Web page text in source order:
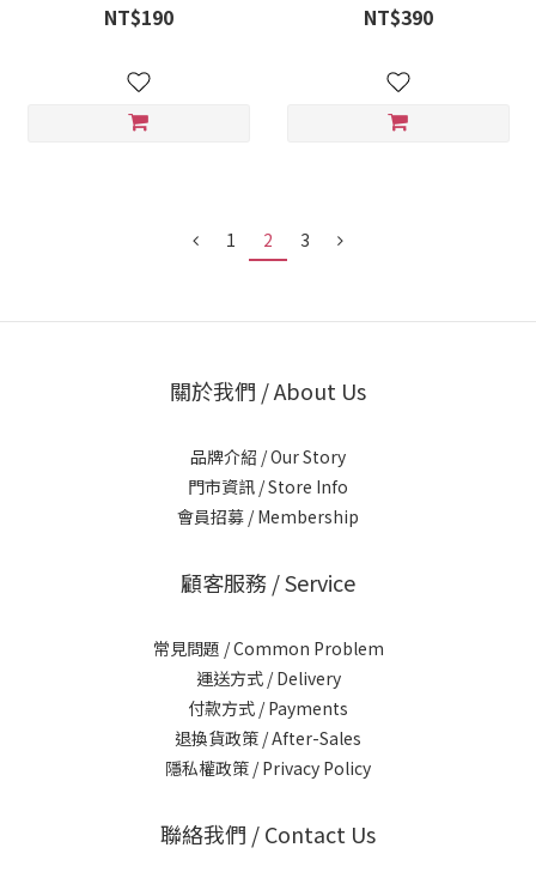
NT$190 NT$390
1 2 3
關於我們 / About Us
品牌介紹 / Our Story
門市資訊 / Store Info
會員招募 / Membership
顧客服務 / Service
常見問題 / Common Problem
運送方式 / Delivery
付款方式 / Payments
退換貨政策 / After-Sales
隱私權政策 / Privacy Policy
聯絡我們 / Contact Us